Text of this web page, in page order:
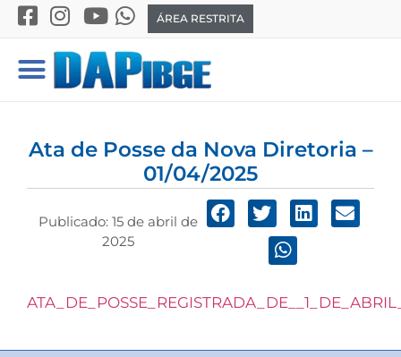
ÁREA RESTRITA
Ata de Posse da Nova Diretoria –
01/04/2025
Publicado:15 de abril de
2025